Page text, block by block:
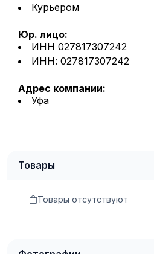
Курьером
Юр. лицо:
ИНН 027817307242
ИНН: 027817307242
Адрес компании:
Уфа
Товары
Товары отсутствуют